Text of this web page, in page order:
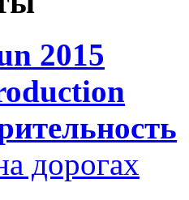
2015
дорогах